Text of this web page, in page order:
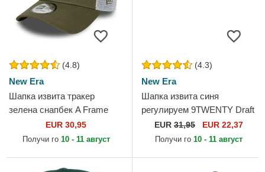
(4.8)
New Era
Шапка извита тракер
зелена снапбек A Frame
League Essential на New
York Yankees MLB от New
EUR 30,95
Получи го 10 - 11 август
(4.3)
New Era
Шапка извита синя
регулируем 9TWENTY Draft
Edition 2023 на Golden State
Warriors NBA от New Era
EUR 31,95 EUR 22,37
Получи го 10 - 11 август